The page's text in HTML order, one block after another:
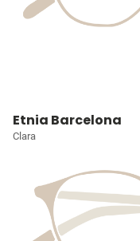
Etnia Barcelona
Clara